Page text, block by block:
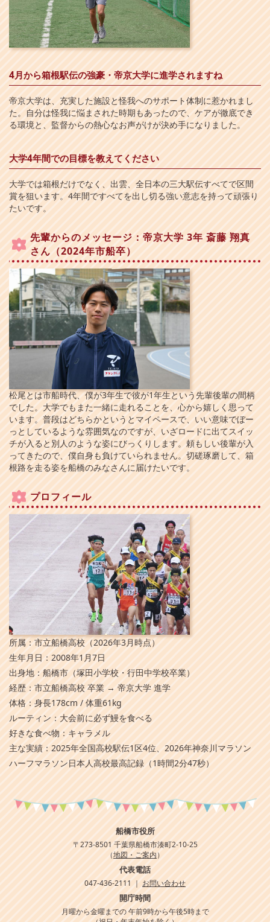
4月から箱根駅伝の強豪・帝京大学に進学されますね
帝京大学は、充実した施設と怪我へのサポート体制に惹かれまし
た。自分は怪我に悩まされた時期もあったので、ケアが徹底でき
る環境と、監督からの熱心なお声がけが決め手になりました。
大学4年間での目標を教えてください
大学では箱根だけでなく、出雲、全日本の三大駅伝すべてで区間
賞を狙います。4年間ですべてを出し切る強い意志を持って頑張り
たいです。
先輩からのメッセージ：帝京大学 3年 斎藤 翔真
さん（2024年市船卒）
松尾とは市船時代、僕が3年生で彼が1年生という先輩後輩の間柄
でした。大学でもまた一緒に走れることを、心から嬉しく思って
います。普段はどちらかというとマイペースで、いい意味でぼー
っとしているような雰囲気なのですが、いざロードに出てスイッ
チが入ると別人のような姿にびっくりします。頼もしい後輩が入
ってきたので、僕自身も負けていられません。切磋琢磨して、箱
根路を走る姿を船橋のみなさんに届けたいです。
プロフィール
所属：市立船橋高校（2026年3月時点）
生年月日：2008年1月7日
出身地：船橋市（塚田小学校・行田中学校卒業）
経歴：市立船橋高校 卒業 → 帝京大学 進学
体格：身長178cm / 体重61kg
ルーティン：大会前に必ず鰻を食べる
好きな食べ物：キャラメル
主な実績：2025年全国高校駅伝1区4位、2026年神奈川マラソン
ハーフマラソン日本人高校最高記録（1時間2分47秒）
船橋市役所
〒273-8501 千葉県船橋市湊町2-10-25
（地図・ご案内）
代表電話
047-436-2111 ｜ お問い合わせ
開庁時間
月曜から金曜までの 午前9時から午後5時まで